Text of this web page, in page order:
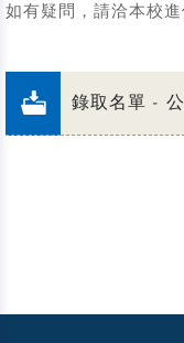
如有疑問，請洽本校
錄取名單 -